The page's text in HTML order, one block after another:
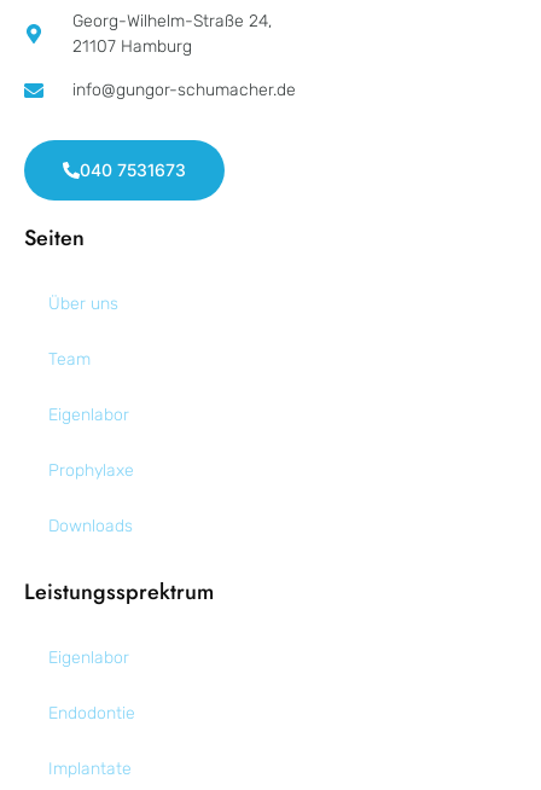
Georg-Wilhelm-Straße 24,
21107 Hamburg
info@gungor-schumacher.de
040 7531673
Seiten
Über uns
Team
Eigenlabor
Prophylaxe
Downloads
Leistungssprektrum
Eigenlabor
Endodontie
Implantate